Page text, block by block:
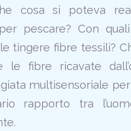
cosa si poteva
pescare? Con
tingere fibre tessili?
le fibre ricavate
multisensoriale
rapporto tra